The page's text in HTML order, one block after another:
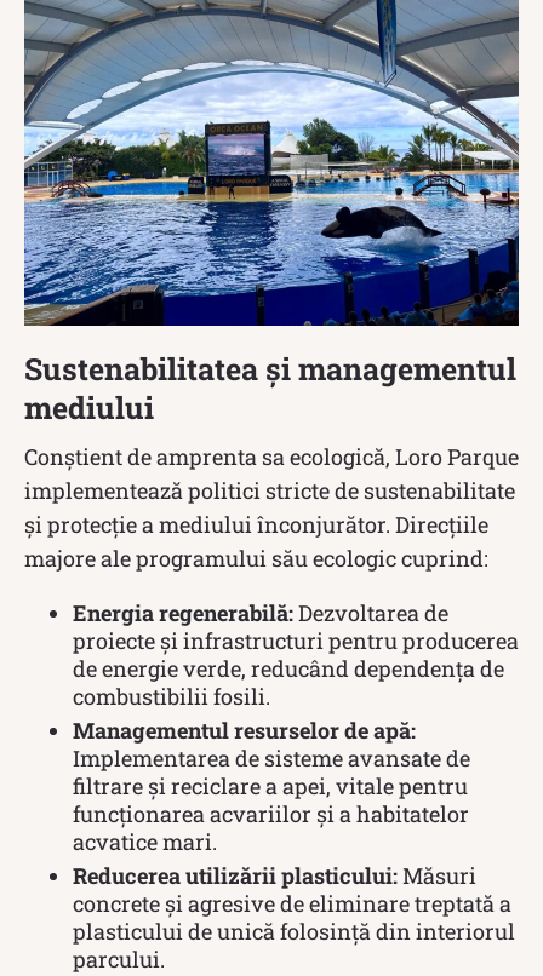
Sustenabilitatea și managementul
mediului
Conștient de amprenta sa ecologică, Loro Parque
implementează politici stricte de sustenabilitate
și protecție a mediului înconjurător. Direcțiile
majore ale programului său ecologic cuprind:
Energia regenerabilă:Dezvoltarea de
proiecte și infrastructuri pentru producerea
de energie verde, reducând dependența de
combustibilii fosili.
Managementul resurselor de apă:
Implementarea de sisteme avansate de
filtrare și reciclare a apei, vitale pentru
funcționarea acvariilor și a habitatelor
acvatice mari.
Reducerea utilizării plasticului:Măsuri
concrete și agresive de eliminare treptată a
plasticului de unică folosință din interiorul
parcului.